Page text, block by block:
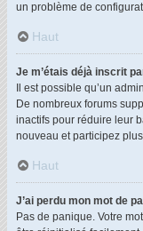
un problème de
Haut
Je m’étais déjà inscrit
Il est possible qu’un
De nombreux forums
inactifs pour réduire leur
nouveau et participez
Haut
J’ai perdu mon mot de
Pas de panique. Votre